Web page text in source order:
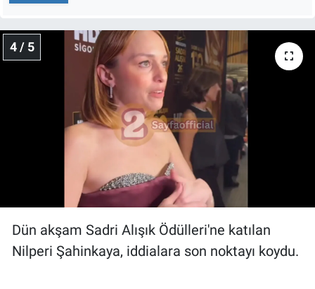
4 / 5
Dün akşam Sadri Alışık Ödülleri'ne katılan
Nilperi Şahinkaya, iddialara son noktayı koydu.